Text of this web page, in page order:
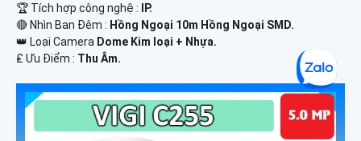
🏆 Tích hợp công nghệ :
IP.
🔴 Nhìn Ban Đêm : Hồng Ngoại 10m Hồng Ngoại SMD.
👑 Loại Camera Dome Kim loại + Nhựa.
️₤ Ưu Điểm : Thu Âm.